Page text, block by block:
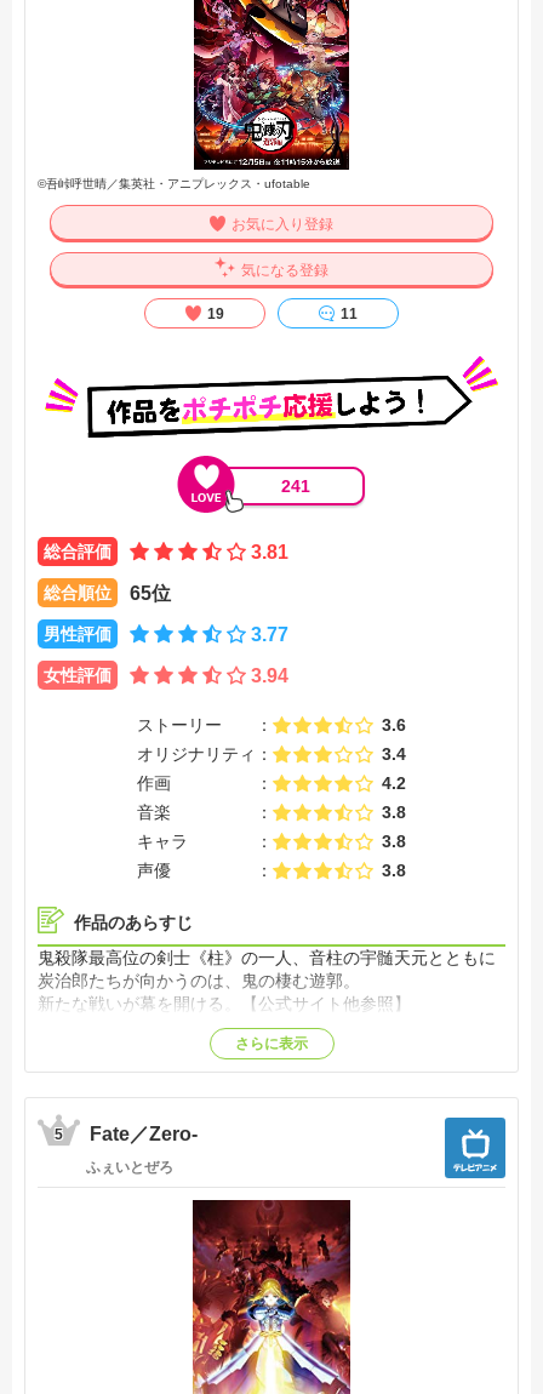
©吾峠呼世晴／集英社・アニプレックス・ufotable
お気に入り登録
気になる登録
19 11
241
総合評価 3.81
総合順位 65位
男性評価 3.77
女性評価 3.94
ストーリー
3.6
オリジナリティ
3.4
作画
4.2
音楽
3.8
キャラ
3.8
声優
3.8
作品のあらすじ
鬼殺隊最高位の剣士《柱》の一人、音柱の宇髄天元とともに
炭治郎たちが向かうのは、鬼の棲む遊郭。
新たな戦いが幕を開ける。【公式サイト他参照】
さらに表示
5 Fate／Zero-
ふぇいとぜろ